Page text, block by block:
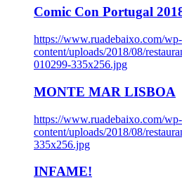
Comic Con Portugal
https://www.ruadebaixo.com/wp-
content/uploads/2018/08/
010299-335x256.jpg
MONTE MAR LISBOA
https://www.ruadebaixo.com/wp-
content/uploads/2018/08/
335x256.jpg
INFAME!